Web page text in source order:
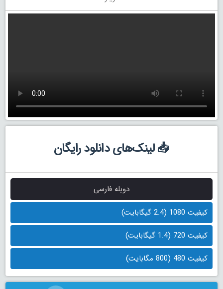
📥 لینک‌های دانلود رایگان
دوبله فارسی
کیفیت 1080 (2.4 گیگابایت)
کیفیت 720 (1.4 گیگابایت)
کیفیت 480 (800 مگابایت)